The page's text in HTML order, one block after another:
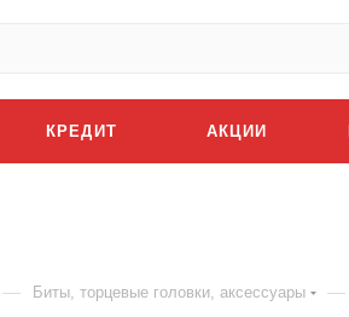
КРЕДИТ АКЦИИ
— Биты, торцевые головки, аксессуары —